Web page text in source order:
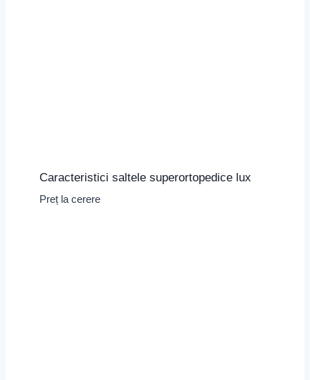
Caracteristici saltele superortopedice lux
Preț la cerere